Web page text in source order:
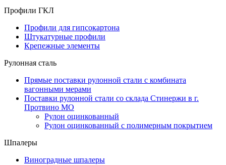
Профили ГКЛ
Профили для гипсокартона
Штукатурные профили
Крепежные элементы
Рулонная сталь
Прямые поставки рулонной стали с комбината
вагонными мерами
Поставки рулонной стали со склада Стинержи в г.
Протвино МО
Рулон оцинкованный
Рулон оцинкованный с полимерным покрытием
Шпалеры
Виноградные шпалеры